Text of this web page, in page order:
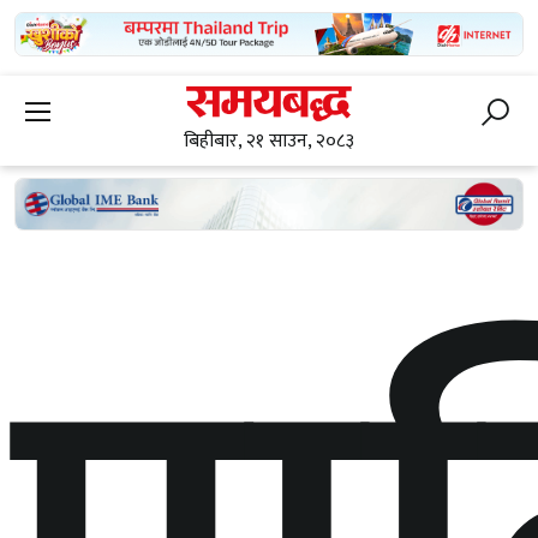
बिहीबार, २१ साउन, २०८३